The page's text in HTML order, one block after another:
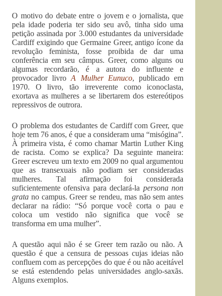
O motivo do debate entre o jovem e o jornalista, que
pela idade poderia ter sido seu avô, tinha sido uma
petição assinada por 3.000 estudantes da universidade
Cardiff exigindo que Germaine Greer, antigo ícone da
revolução feminista, fosse proibida de dar uma
conferência em seu câmpus. Greer, como alguns ou
algumas recordarão, é a autora do influente e
provocador livroA Mulher Eunuco, publicado em
1970. O livro, tão irreverente como iconoclasta,
exortava as mulheres a se libertarem dos estereótipos
repressivos de outrora.
O problema dos estudantes de Cardiff com Greer, que
hoje tem 76 anos, é que a consideram uma “misógina”.
À primeira vista, é como chamar Martin Luther King
de racista. Como se explica? Da seguinte maneira:
Greer escreveu um texto em 2009 no qual argumentou
que as transexuais não podiam ser consideradas
mulheres. Tal afirmação foi considerada
suficientemente ofensiva para declará-la persona non
grata no campus. Greer se rendeu, mas não sem antes
declarar na rádio: “Só porque você corta o pau e
coloca um vestido não significa que você se
transforma em uma mulher”.
A questão aqui não é se Greer tem razão ou não. A
questão é que a censura de pessoas cujas ideias não
confluem com as percepções do que é ou não aceitável
se está estendendo pelas universidades anglo-saxãs.
Alguns exemplos.